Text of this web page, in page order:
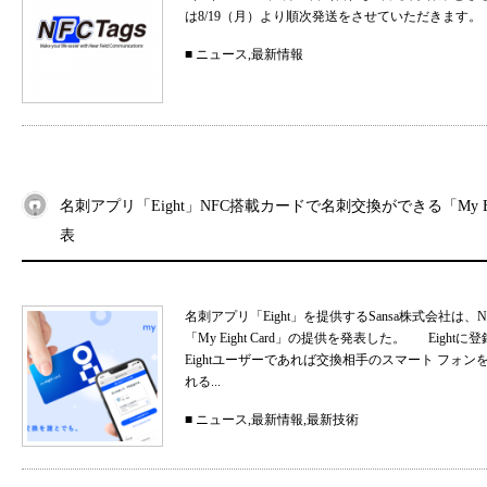
は8/19（月）より順次発送をさせていただき
■ ニュース,最新情報
名刺アプリ「Eight」NFC搭載カードで名刺交換ができる「My
表
名刺アプリ「Eight」を提供するSansa株式会社は
「My Eight Card」の提供を発表した。 Eightに
Eightユーザーであれば交換相手のスマート フォン
れる...
■ ニュース,最新情報,最新技術